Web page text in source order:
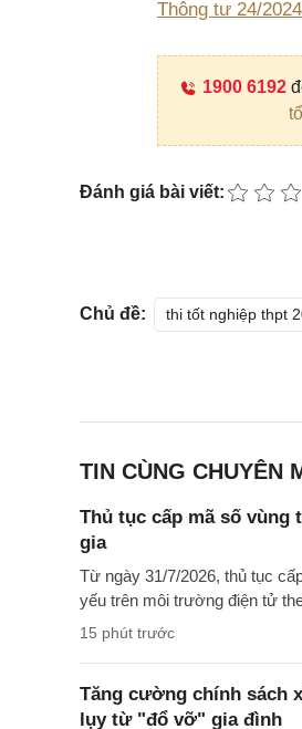
Thông tư 24/
1900 6192
Đánh giá bài viết:
Chủ đề: thi tốt nghiệp thpt
TIN CÙNG CHUYÊN
Thủ tục cấp mã số
gia
Từ ngày 31/7/2026, thủ tục
yếu trên môi trường điện tử
15 phút trước
Tăng cường chính sách
lụy từ "đổ vỡ" gia đình